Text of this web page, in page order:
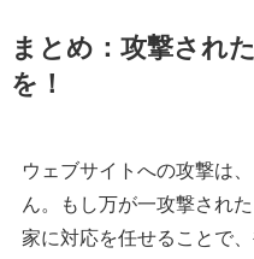
まとめ：攻撃され
を！
ウェブサイトへの攻撃は
ん。もし万が一攻撃され
家に対応を任せることで